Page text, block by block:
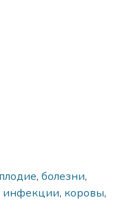
, болезни,
инфекции, коровы,